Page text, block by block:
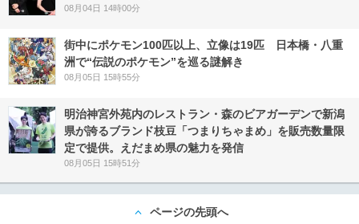
08月04日 14時00分
街中にポケモン100匹以上、立像は19匹 日本橋・八重
洲で“伝説のポケモン”を巡る謎解き
08月05日 15時55分
明治神宮外苑内のレストラン・森のビアガーデンで新潟
県が誇るブランド枝豆「つまりちゃまめ」を販売数量限
定で提供。えだまめ県の魅力を発信
08月05日 15時51分
ページの先頭へ